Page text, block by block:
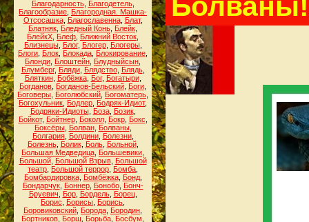
Благодарность, Благодетель,
Благообразие Благородная. Машка-
Отсосашка, Благославенна, Блат,
Блатняк Бледный Конь Блейк
БлейкХ Блеф Ближний Восток
Близнецы, Блог, Блогер, Блогеры,
Блоги Блок Блокада Блокирование
Блонди Блоштейн Блудныйсын
Блумберг, Бляди, Блядство, Блядь,
Бляткин, Бобёжка, Бог, Богатыри,
Богданов Богданов-Бельский Боги
Боговеры Боголюбский Богоматерь
Богохульник Бодлер Бодряк-Идиот,
Бодряки-Идиоты, Боза, Бозик,
Бойкот, Бойтнер, Боколл, Бокр, Бокс
Боксёры, Болван, Болваны,
Болгария, Болдини, Болезни,
Болезнь, Болик, Боль, Больной,
Большая Медведица Большевики
Большой, Большой Взрыв, Большой
театр Большой террор Бомба
Бомбардировка, Бомбёжка, Бонд,
Бондарчук, Боннер, Бонобо, Бонч-
Бруевич
Бор, Бордель, Борец,
Борис
Борисы Борись
Боровиковский Борода Бородин
Бортников Борщ Борьба Босбум